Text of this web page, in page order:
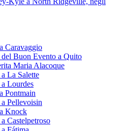
Caravaggio
Buon Evento a Quito
Maria Alacoque
La Salette
Lourdes
Pontmain
Pellevoisin
Knock
Castelpetroso